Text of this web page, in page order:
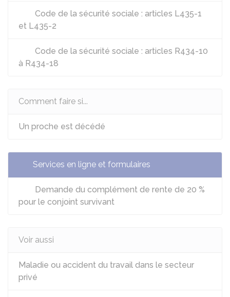
Code de la sécurité sociale : articles L435-1
et L435-2
Code de la sécurité sociale : articles R434-10
à R434-18
Comment faire si...
Un proche est décédé
Services en ligne et formulaires
Demande du complément de rente de 20 %
pour le conjoint survivant
Voir aussi
Maladie ou accident du travail dans le secteur
privé